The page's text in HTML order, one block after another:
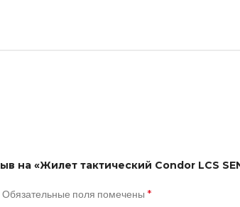
на «Жилет тактический Condor LCS
Обязательные поля помечены *